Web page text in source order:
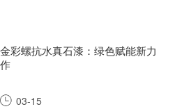
金彩螺抗水真石漆：绿色赋能新力
作
03-15